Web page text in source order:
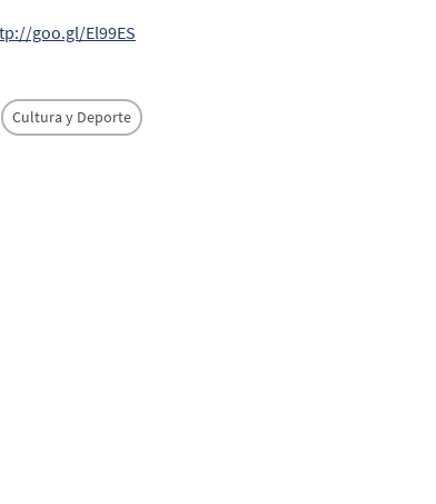
goo.gl/El99ES
Cultura y Deporte